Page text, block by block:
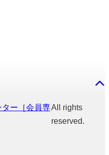
ー［会員専All rights
reserved.